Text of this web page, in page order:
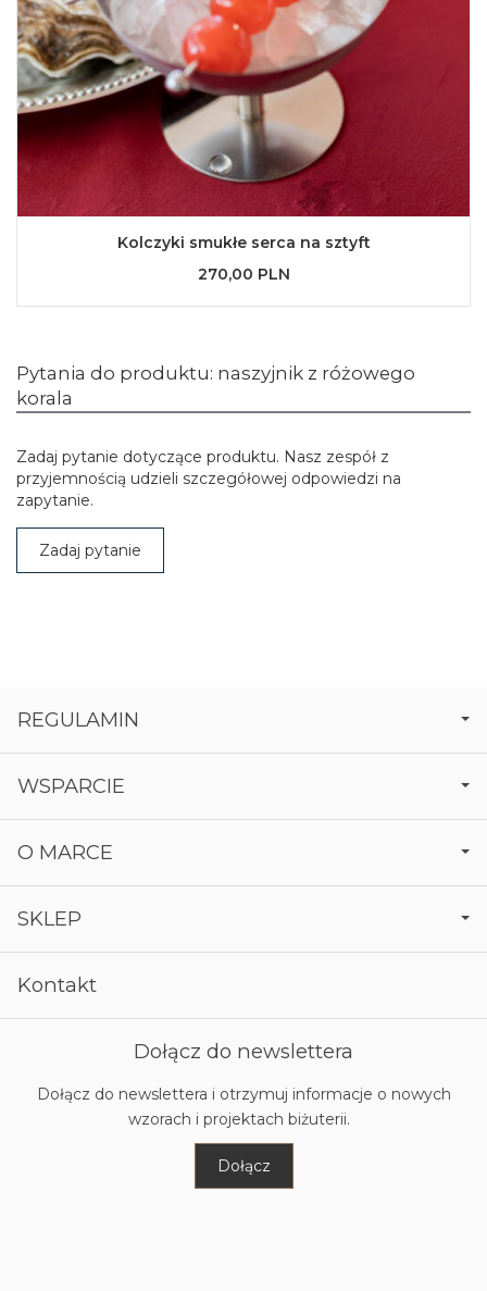
Kolczyki smukłe serca na sztyft
270,00 PLN
Pytania do produktu: naszyjnik z różowego
korala
Zadaj pytanie dotyczące produktu. Nasz zespół z
przyjemnością udzieli szczegółowej odpowiedzi na
zapytanie.
Zadaj pytanie
REGULAMIN
WSPARCIE
O MARCE
SKLEP
Kontakt
Dołącz do newslettera
Dołącz do newslettera i otrzymuj informacje o nowych
wzorach i projektach biżuterii.
Dołącz